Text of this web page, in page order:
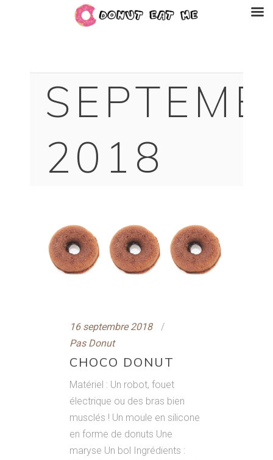
2018
16 septembre 2018
Pas Donut
CHOCO DONUT
Matériel : Un robot, fouet
électrique ou des bras bien
musclés ! Un moule en silicone
en forme de donuts Une
maryse Un bol Ingrédients :